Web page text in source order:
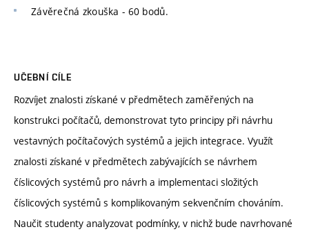
Závěrečná zkouška - 60 bodů.
UČEBNÍ CÍLE
Rozvíjet znalosti získané v předmětech zaměřených na
konstrukci počítačů, demonstrovat tyto principy při návrhu
vestavných počítačových systémů a jejich integrace. Využít
znalosti získané v předmětech zabývajících se návrhem
číslicových systémů pro návrh a implementaci složitých
číslicových systémů s komplikovaným sekvenčním chováním.
Naučit studenty analyzovat podmínky, v nichž bude navrhované